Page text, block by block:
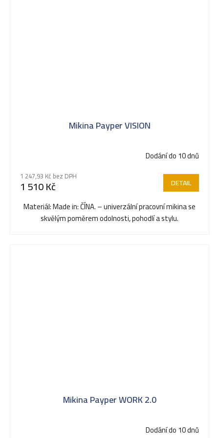
Mikina Payper VISION
Dodání do 10 dnů
1 247,93 Kč bez DPH
1 510 Kč DETAIL
Materiál: Made in: ČÍNA. – univerzální pracovní mikina se
skvělým poměrem odolnosti, pohodlí a stylu.
Mikina Payper WORK 2.0
Dodání do 10 dnů